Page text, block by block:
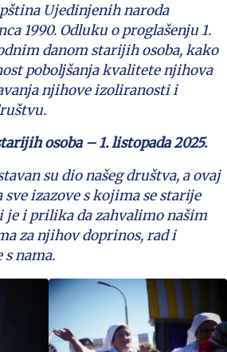
Ujedinjenih naroda
1990. Odluku o proglašenju 1.
danom starijih osoba, kako
poboljšanja kvalitete njihova
njihove izoliranosti i
osoba – 1. listopada 2025.
su dio našeg društva, a ovaj
sve izazove s kojima se starije
je i prilika da zahvalimo našim
za njihov doprinos, rad i
nama.